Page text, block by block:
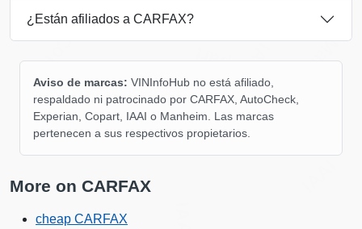
Copart CopartIAAIManheim
¿Están afiliados a CARFAX?
Aviso de marcas: VINInfoHub no está afiliado,
respaldado ni patrocinado por CARFAX, AutoCheck,
Experian, Copart, IAAI o Manheim. Las marcas
pertenecen a sus respectivos propietarios.
More on CARFAX
cheap CARFAX